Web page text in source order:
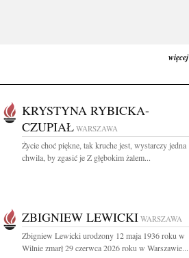
więcej
KRYSTYNA RYBICKA-
CZUPIAŁ WARSZAWA
Życie choć piękne, tak kruche jest, wystarczy jedna
chwila, by zgasić je Z głębokim żalem...
ZBIGNIEW LEWICKI WARSZAWA
Zbigniew Lewicki urodzony 12 maja 1936 roku w
Wilnie zmarł 29 czerwca 2026 roku w Warszawie...